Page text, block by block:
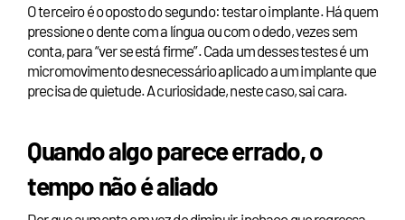
O terceiro é o oposto do segundo: testar o implante. Há quem
pressione o dente com a língua ou com o dedo, vezes sem
conta, para “ver se está firme”. Cada um desses testes é um
micromovimento desnecessário aplicado a um implante que
precisa de quietude. A curiosidade, neste caso, sai cara.
Quando algo parece errado, o
tempo não é aliado